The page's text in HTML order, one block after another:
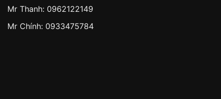
Mr Thanh: 0962122149
Mr Chính: 0933475784